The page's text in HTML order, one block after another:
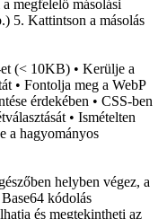
megfelelő másolási
5. Kattintson a másolás
(< 10KB) • Kerülje a
• Fontolja meg a WebP
érdekében • CSS-ben
• Ismételten
a hagyományos
helyben végez, a
kódolás
és megtekintheti az